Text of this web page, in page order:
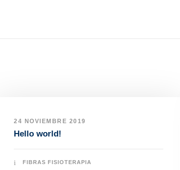
24 NOVIEMBRE 2019
Hello world!
FIBRAS FISIOTERAPIA